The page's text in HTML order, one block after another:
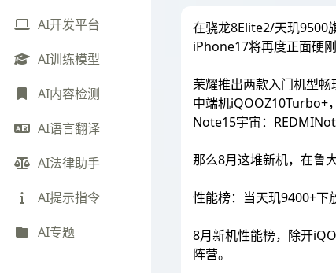
AI开发平台
AI训练模型
AI内容检测
AI语言翻译
AI法律助手
AI提示指令
AI专题
在骁龙8Elite2/天玑9500
iPhone17将再度正面硬
荣耀推出两款入门机型
中端机iQOOZ10Turbo+
Note15宇宙：
那么8月这堆新机，在鲁
性能榜：当天玑9400+下
8月新机性能榜，除开
阵营。